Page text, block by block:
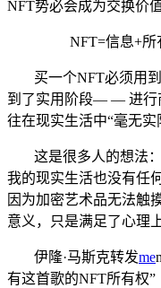
NFT势必会成为交换价
NFT=信息+所
买一个NFT必须用
到了实用阶段— — 进行
往在现实生活中“毫无实
这是很多人的想法
我的现实生活也没有任
因为加密艺术品无法触
意义，只是满足了心理
伊隆·马斯克转发me
有这首歌的NFT所有权”